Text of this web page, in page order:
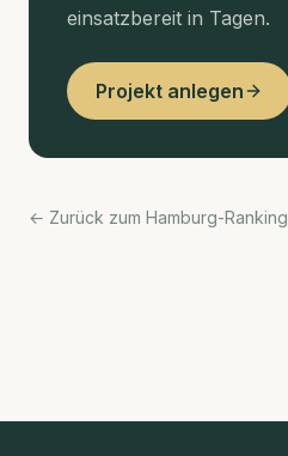
einsatzbereit in Tagen.
Projekt anlegen
← Zurück zum Hamburg-Ranking